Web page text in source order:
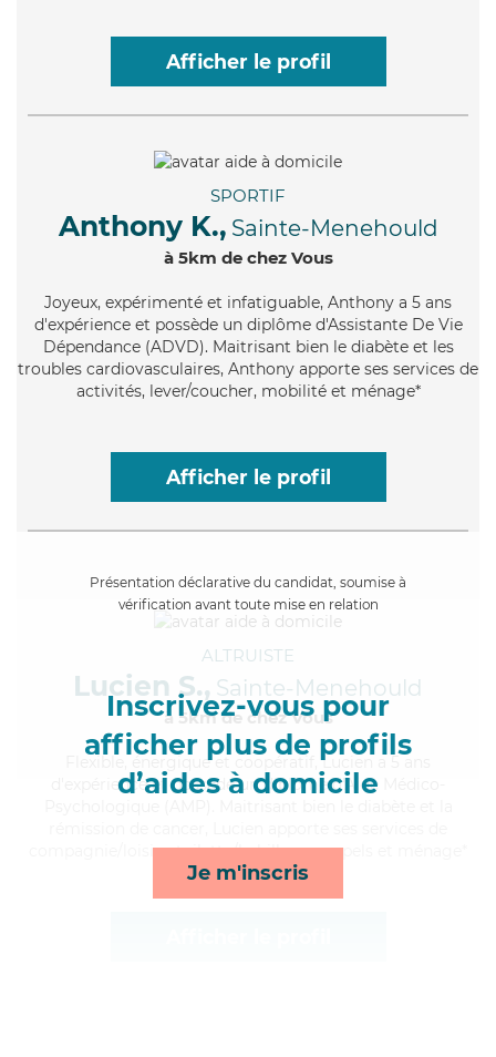
Afficher le profil
SPORTIF
Anthony K., Sainte-Menehould
à 5km de chez Vous
Joyeux, expérimenté et infatiguable, Anthony a 5 ans
d'expérience et possède un diplôme d'Assistante De Vie
Dépendance (ADVD). Maitrisant bien le diabète et les
troubles cardiovasculaires, Anthony apporte ses services de
activités, lever/coucher, mobilité et ménage*
Afficher le profil
Présentation déclarative du candidat, soumise à
vérification avant toute mise en relation
Inscrivez-vous pour
afficher plus de profils
d’aides à domicile
Je m'inscris
ALTRUISTE
Lucien S., Sainte-Menehould
à 5km de chez Vous
, énergique et coopératif, Lucien a 5 ans
d'expérience et possède un diplôme d'Aide Médico-
compagnie/loisirs, toilette/habillage, rappels et ménage*